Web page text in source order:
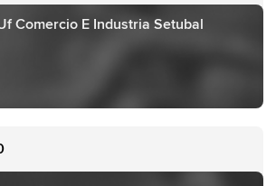
Comercio E Industria Setubal